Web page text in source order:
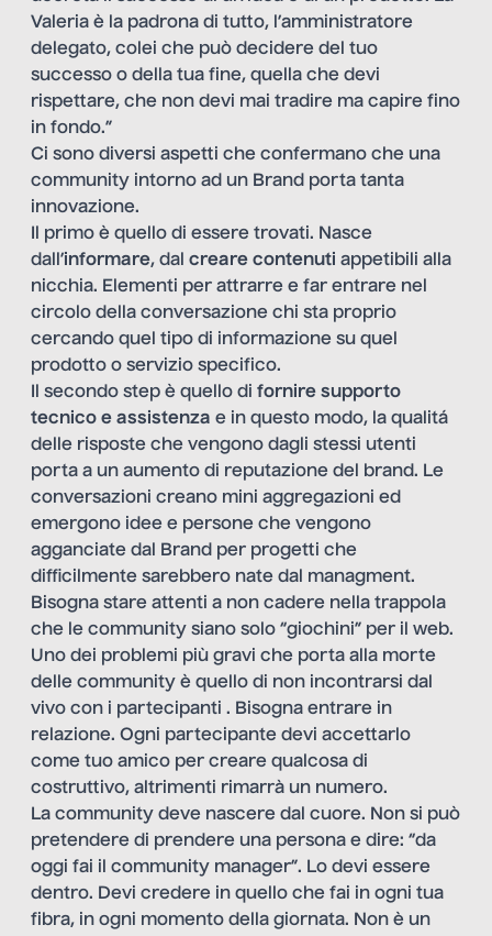
Valeria è la padrona di tutto, l’amministratore
delegato, colei che può decidere del tuo
successo o della tua fine, quella che devi
rispettare, che non devi mai tradire ma capire fino
in fondo.”
Ci sono diversi aspetti che confermano che una
community intorno ad un Brand porta tanta
innovazione.
Il primo è quello di essere trovati. Nasce
dall’informare, dal creare contenuti appetibili alla
nicchia. Elementi per attrarre e far entrare nel
circolo della conversazione chi sta proprio
cercando quel tipo di informazione su quel
prodotto o servizio specifico.
Il secondo step è quello di fornire supporto
tecnico e assistenza e in questo modo, la qualitá
delle risposte che vengono dagli stessi utenti
porta a un aumento di reputazione del brand. Le
conversazioni creano mini aggregazioni ed
emergono idee e persone che vengono
agganciate dal Brand per progetti che
difficilmente sarebbero nate dal managment.
Bisogna stare attenti a non cadere nella trappola
che le community siano solo “giochini” per il web.
Uno dei problemi più gravi che porta alla morte
delle community è quello di non incontrarsi dal
vivo con i partecipanti . Bisogna entrare in
relazione. Ogni partecipante devi accettarlo
come tuo amico per creare qualcosa di
costruttivo, altrimenti rimarrà un numero.
La community deve nascere dal cuore. Non si può
pretendere di prendere una persona e dire: “da
oggi fai il community manager”. Lo devi essere
dentro. Devi credere in quello che fai in ogni tua
fibra, in ogni momento della giornata. Non è un